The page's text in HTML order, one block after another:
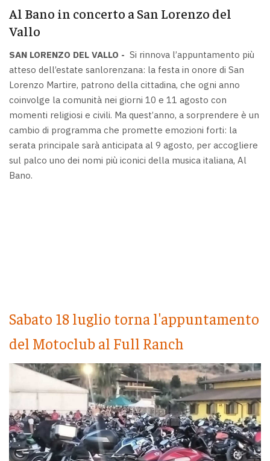
Al Bano in concerto a San Lorenzo del
Vallo
SAN LORENZO DEL VALLO - Si rinnova l’appuntamento più
atteso dell’estate sanlorenzana: la festa in onore di San
Lorenzo Martire, patrono della cittadina, che ogni anno
coinvolge la comunità nei giorni 10 e 11 agosto con
momenti religiosi e civili. Ma quest’anno, a sorprendere è un
cambio di programma che promette emozioni forti: la
serata principale sarà anticipata al 9 agosto, per accogliere
sul palco uno dei nomi più iconici della musica italiana, Al
Bano.
Sabato 18 luglio torna l'appuntamento
del Motoclub al Full Ranch